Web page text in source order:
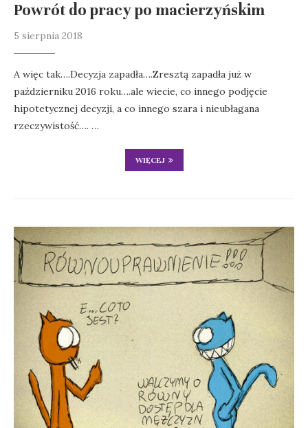
Powrót do pracy po macierzyńskim
5 sierpnia 2018
A więc tak….Decyzja zapadła….Zresztą zapadła już w
październiku 2016 roku….ale wiecie, co innego podjęcie
hipotetycznej decyzji, a co innego szara i nieubłagana
rzeczywistość…. …
WIĘCEJ